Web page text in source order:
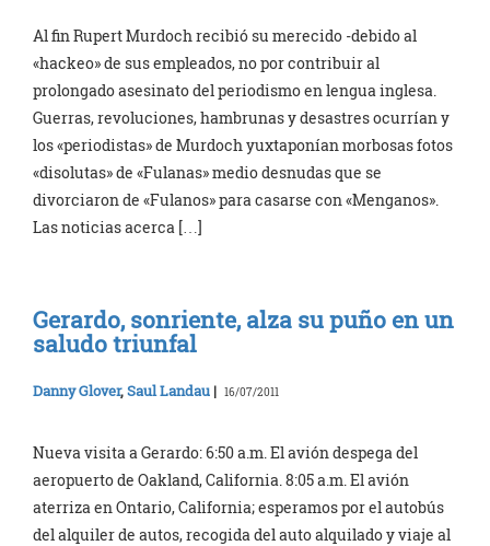
Al fin Rupert Murdoch recibió su merecido -debido al
«hackeo» de sus empleados, no por contribuir al
prolongado asesinato del periodismo en lengua inglesa.
Guerras, revoluciones, hambrunas y desastres ocurrían y
los «periodistas» de Murdoch yuxtaponían morbosas fotos
«disolutas» de «Fulanas» medio desnudas que se
divorciaron de «Fulanos» para casarse con «Menganos».
Las noticias acerca […]
Gerardo, sonriente, alza su puño en un
saludo triunfal
Danny Glover,Saul Landau | 16/07/2011
Nueva visita a Gerardo: 6:50 a.m. El avión despega del
aeropuerto de Oakland, California. 8:05 a.m. El avión
aterriza en Ontario, California; esperamos por el autobús
del alquiler de autos, recogida del auto alquilado y viaje al